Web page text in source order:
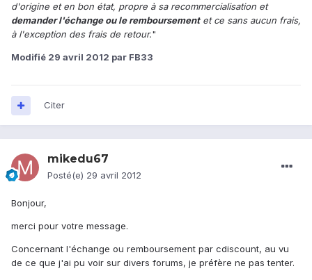
d'origine et en bon état, propre à sa recommercialisation et
demander l'échange ou le remboursementet ce sans aucun frais,
à l'exception des frais de retour."
Modifié 29 avril 2012 par FB33
Citer
mikedu67
Posté(e) 29 avril 2012
Bonjour,
merci pour votre message.
Concernant l'échange ou remboursement par cdiscount, au vu
de ce que j'ai pu voir sur divers forums, je préfère ne pas tenter.